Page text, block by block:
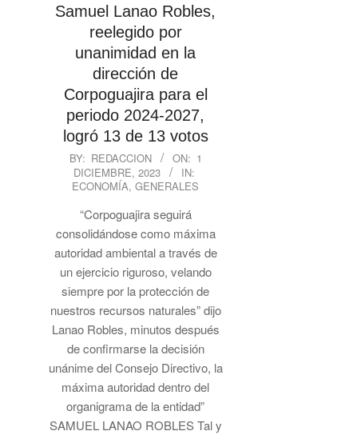
Samuel Lanao Robles,
reelegido por
unanimidad en la
dirección de
Corpoguajira para el
periodo 2024-2027,
logró 13 de 13 votos
2023-BY: REDACCION ON: 1
DICIEMBRE, 2023
IN:
ECONOMÍA,GENERALES
“Corpoguajira seguirá
consolidándose como máxima
autoridad ambiental a través de
un ejercicio riguroso, velando
siempre por la protección de
nuestros recursos naturales” dijo
Lanao Robles, minutos después
de confirmarse la decisión
unánime del Consejo Directivo, la
máxima autoridad dentro del
organigrama de la entidad”
SAMUEL LANAO ROBLES Tal y